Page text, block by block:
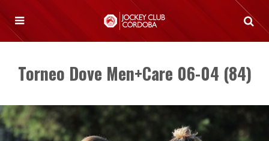
Torneo Dove Men+Care 06-04 (84)